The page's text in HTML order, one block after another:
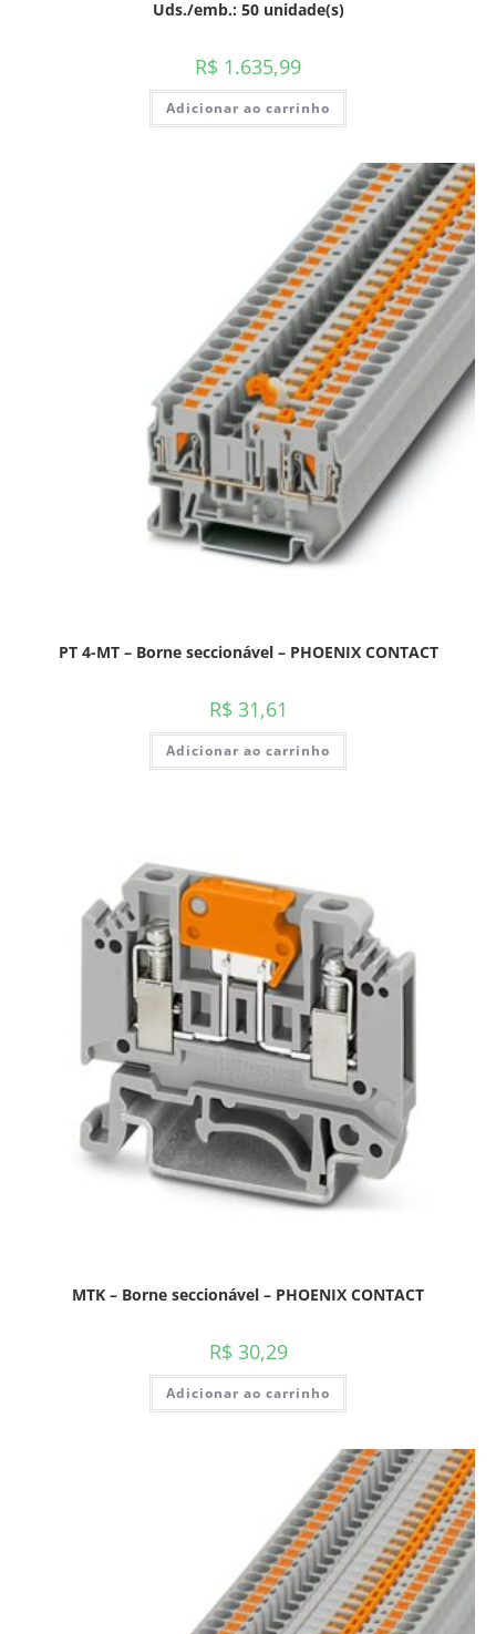
Uds./emb.: 50 unidade(s)
R$ 1.635,99
Adicionar ao carrinho
PT 4-MT – Borne seccionável – PHOENIX CONTACT
R$ 31,61
Adicionar ao carrinho
MTK – Borne seccionável – PHOENIX CONTACT
R$ 30,29
Adicionar ao carrinho